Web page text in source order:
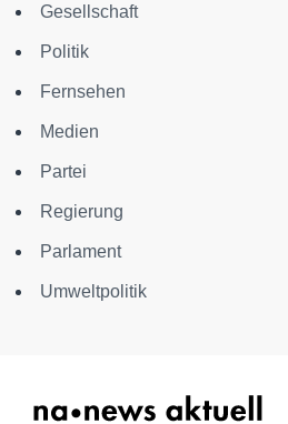
Gesellschaft
Politik
Fernsehen
Medien
Partei
Regierung
Parlament
Umweltpolitik